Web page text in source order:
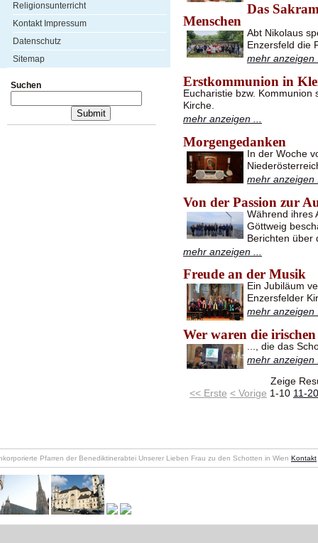
Religionsunterricht
Kontakt Impressum
Datenschutz
Sitemap
Suchen
Das
Menschen
Abt Nikolaus
Enzersfeld die
mehr anzeigen
Erstkommunion in
Eucharistie bzw.
Kirche.
mehr anzeigen ...
Morgengedanken
In der Woche
mehr anzeigen
Von der Passion zur
Während ihres
Göttweig
Berichten über
mehr anzeigen ...
Freude an der Musik
Ein Jubiläum
Enzersfelder
mehr anzeigen
Wer waren die
..., die das
mehr anzeigen
Zeige
<< Erste < Vorige 1-10 11-20
Pfarren der Benediktinerabtei Unserer Lieben Frau zu den Schotten in Wien Kontakt